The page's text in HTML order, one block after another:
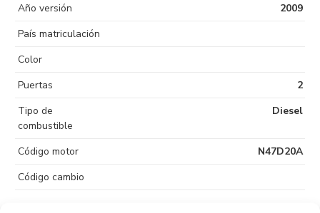
Año versión
2009
País matriculación
Color
Puertas
2
Tipo de
combustible
Diesel
Código motor
N47D20A
Código cambio